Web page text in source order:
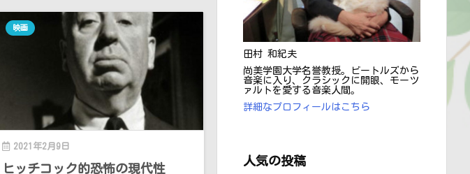
2021年2月9日
映画
ヒッチコック的恐怖の現代性
田村 和紀夫
尚美学園大学名誉教授。ビートルズから
音楽に入り、クラシックに開眼、モーツ
ァルトを愛する音楽人間。
詳細なプロフィールはこちら
人気の投稿